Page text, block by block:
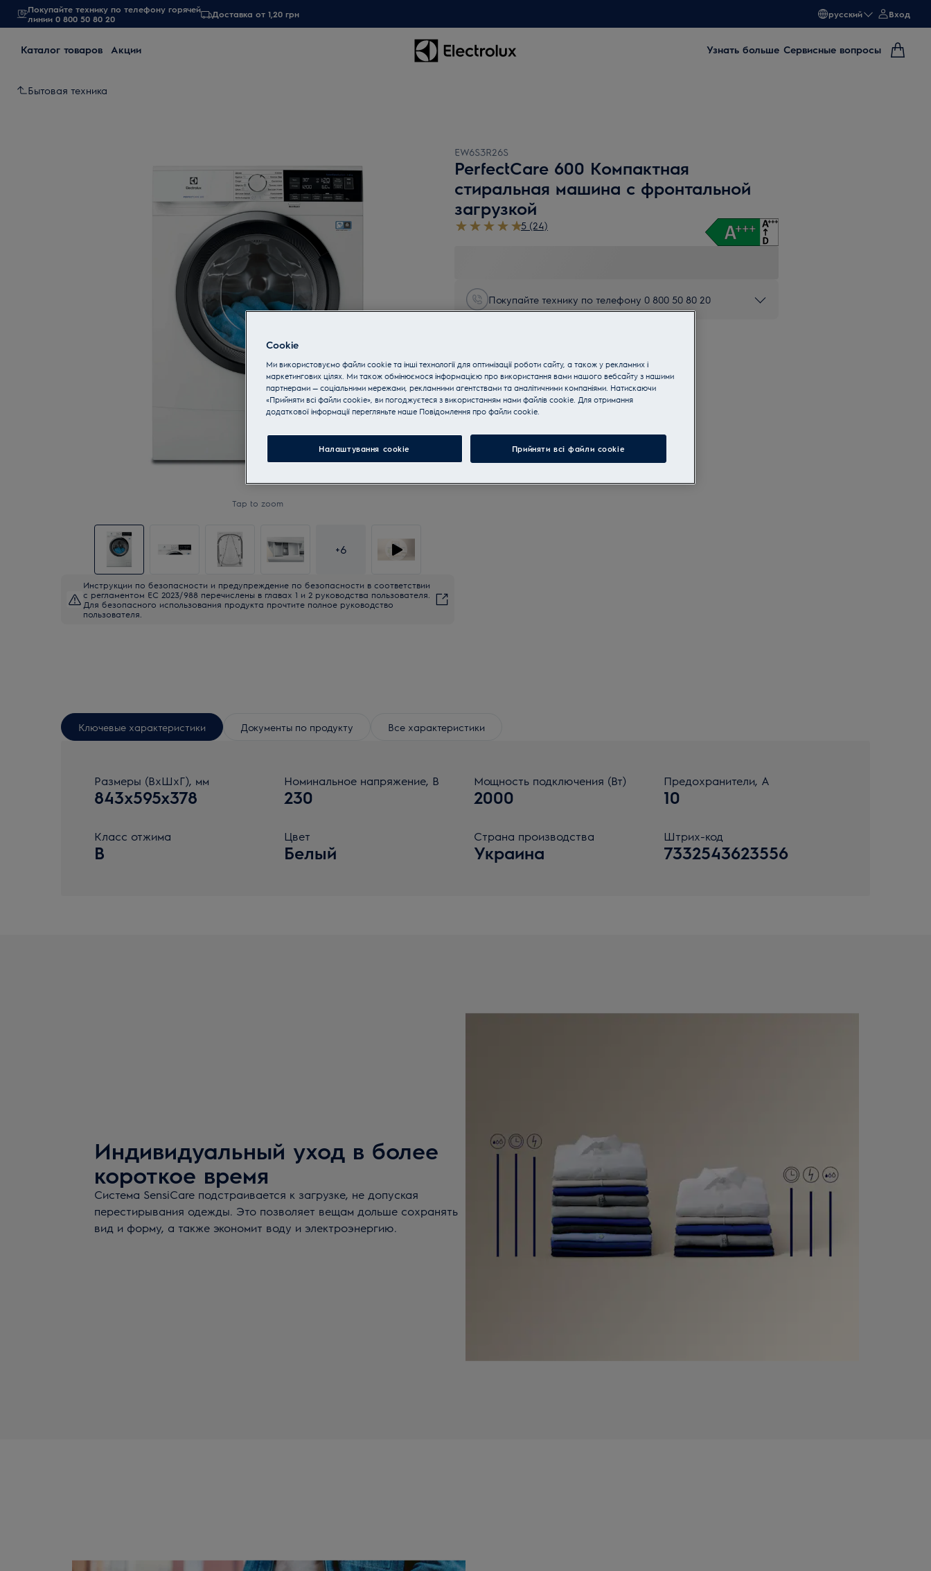
Покупайте технику по телефону горячей
линии 0 800 50 80 20
Доставка от 1,20 грн русский Вход
Каталог товаров Акции Узнать больше Сервисные вопросы
Бытовая техника
Tap to zoom
+6
Инструкции по безопасности и предупреждение по безопасности в соответствии
с регламентом ЕС 2023/988 перечислены в главах 1 и 2 руководства пользователя.
Для безопасного использования продукта прочтите полное руководство
пользователя.
EW6S3R26S
PerfectCare 600 Компактная
стиральная машина с фронтальной
загрузкой
5 (24)
Покупайте технику по телефону 0 800 50 80 20
Ключевые характеристики Документы по продукту Все характеристики
Размеры (ВхШхГ), мм
843x595x378
Номинальное напряжение, В
230
Мощность подключения (Вт)
2000
Предохранители, А
10
Класс отжима
B
Цвет
Белый
Страна производства
Украина
Штрих-код
7332543623556
Индивидуальный уход в более
короткое время
Система SensiCare подстраивается к загрузке, не допуская
перестирывания одежды. Это позволяет вещам дольше сохранять
вид и форму, а также экономит воду и электроэнергию.
Cookie
Ми використовуємо файли cookie та інші технології для оптимізації роботи сайту, а також у рекламних і
маркетингових цілях. Ми також обмінюємося інформацією про використання вами нашого вебсайту з нашими
партнерами — соціальними мережами, рекламними агентствами та аналітичними компаніями. Натискаючи
«Прийняти всі файли cookie», ви погоджуєтеся з використанням нами файлів cookie. Для отримання
додаткової інформації перегляньте наше Пoвідомлення прo файли cookie.
Налаштування cookie Прийняти всі файли сookie